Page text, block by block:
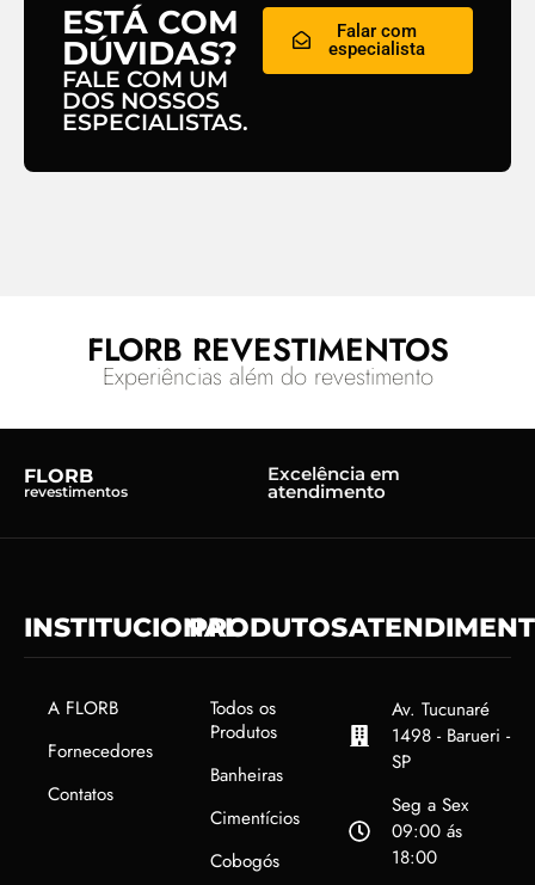
ESTÁ COM
DÚVIDAS?
FALE COM UM
DOS NOSSOS
ESPECIALISTAS.
Falar com
especialista
FLORB REVESTIMENTOS
Experiências além do revestimento
FLORB
revestimentos
Excelência em
atendimento
INSTITUCIONAL
A FLORB
Fornecedores
Contatos
PRODUTOS
Todos os
Produtos
Banheiras
Cimentícios
Cobogós
Av. Tucunaré
1498 - Barueri -
SP
Seg a Sex
09:00 ás
18:00